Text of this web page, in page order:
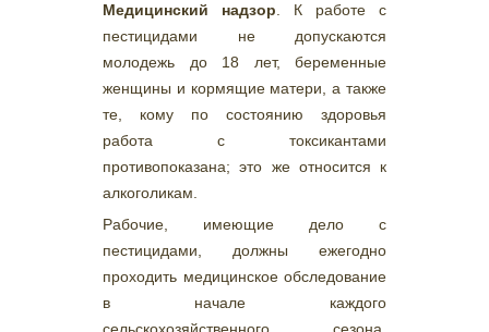
Медицинский надзор . К работе с
пестицидами не допускаются
молодежь до 18 лет, беременные
женщины и кормящие матери, а также
те, кому по состоянию здоровья
работа с токсикантами
противопоказана; это же относится к
алкоголикам.
Рабочие, имеющие дело с
пестицидами, должны ежегодно
проходить медицинское обследование
в начале каждого